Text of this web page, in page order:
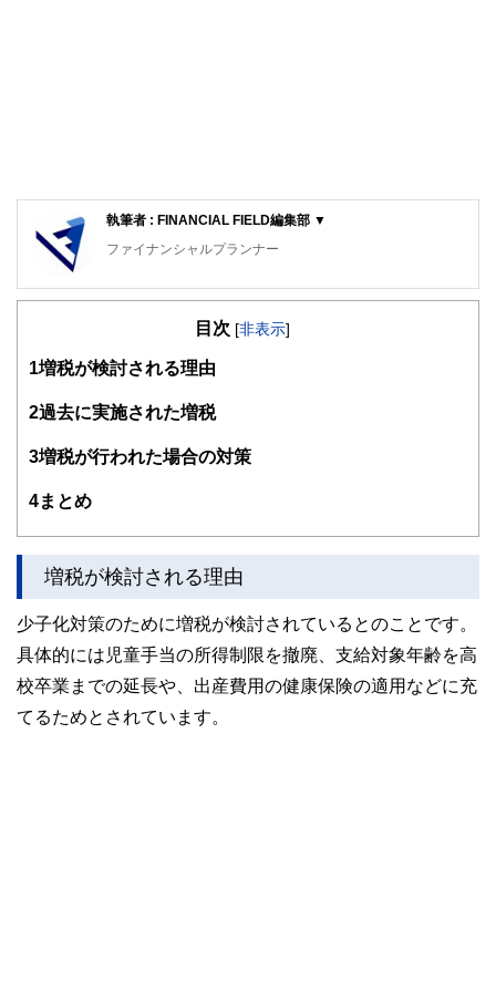
執筆者 : FINANCIAL FIELD編集部 ▼
ファイナンシャルプランナー
FinancialField編集部は、金融、経済に関する記事を、日々
知識がない方でも理解できるようわかりやすく発信していま
得者を中心に「お金や暮らし」に関する書籍・雑誌の編集経
験者で構成され、企画立案から記事掲載まですべての工程に
かしく感じられる年金や税金、相続、保険、ローンなどの話
をわかりやすく発信している点です。
執筆者・監修者による執筆体制を築くことで、内容のわかり
やすさはもちろんのこと、読み応えのあるコンテンツと確か
な情報発信を実現しています。
目次 [非表示]
1 増税が検討される理由
2過去に実施された増税
3増税が行われた場合の対策
4まとめ
増税が検討される理由
少子化対策のために増税が検討されているとのことです。
具体的には児童手当の所得制限を撤廃、支給対象年齢を高
校卒業までの延長や、出産費用の健康保険の適用などに充
てるためとされています。